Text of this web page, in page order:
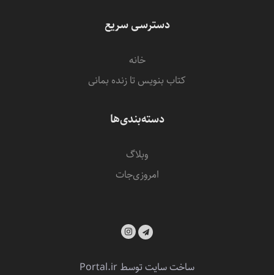
دسترسی سریع
خانه
کتاب بنویس تا زنده بمانی
دسته‌بندی‌ها
وبلاگ
امروزی‌‌جات
ساخت سایت توسطPortal.ir